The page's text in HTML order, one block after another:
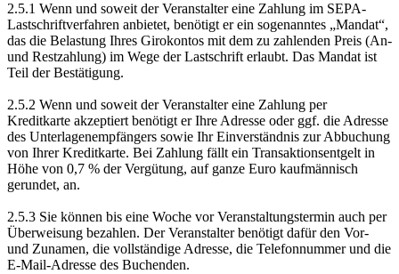
2.5.1 Wenn und soweit der Veranstalter eine Zahlung im SEPA-
Lastschriftverfahren anbietet, benötigt er ein sogenanntes „Mandat“,
das die Belastung Ihres Girokontos mit dem zu zahlenden Preis (An-
und Restzahlung) im Wege der Lastschrift erlaubt. Das Mandat ist
Teil der Bestätigung.
2.5.2 Wenn und soweit der Veranstalter eine Zahlung per
Kreditkarte akzeptiert benötigt er Ihre Adresse oder ggf. die Adresse
des Unterlagenempfängers sowie Ihr Einverständnis zur Abbuchung
von Ihrer Kreditkarte. Bei Zahlung fällt ein Transaktionsentgelt in
Höhe von 0,7 % der Vergütung, auf ganze Euro kaufmännisch
gerundet, an.
2.5.3 Sie können bis eine Woche vor Veranstaltungstermin auch per
Überweisung bezahlen. Der Veranstalter benötigt dafür den Vor-
und Zunamen, die vollständige Adresse, die Telefonnummer und die
E-Mail-Adresse des Buchenden.